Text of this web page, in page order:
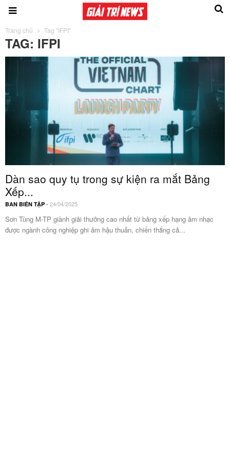
Trang chủ Tag "IFPI"
TAG: IFPI
Dàn sao quy tụ trong sự kiện ra mắt Bảng
Xếp...
BAN BIÊN TẬP - 24/04/2025
Sơn Tùng M-TP giành giải thưởng cao nhất từ bảng xếp hạng âm nhạc
được ngành công nghiệp ghi âm hậu thuẫn, chiến thắng cả...